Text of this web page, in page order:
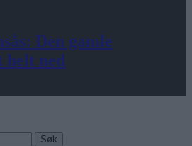
Den gamle
helt ned